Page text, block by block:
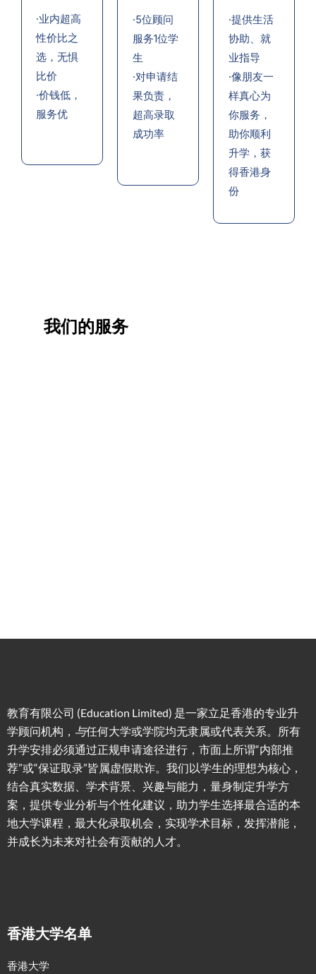
·业内超高
性价比之
选，无惧
比价
·价钱低，
服务优
·5位顾问
服务1位学
生
·对申请结
果负责，
超高录取
成功率
·提供生活
协助、就
业指导
·像朋友一
样真心为
你服务，
助你顺利
升学，获
得香港身
份
我们的服务
教育有限公司 (Education Limited) 是一家立足香港的专业升
学顾问机构， 与任何大学或学院均无隶属或代表关系。所有
升学安排必须通过正规申请途径进行，市面上所谓“内部推
荐”或“保证取录”皆属虚假欺诈。我们以学生的理想为核心，
结合真实数据、学术背景、兴趣与能力，量身制定升学方
案，提供专业分析与个性化建议，助力学生选择最合适的本
地大学课程，最大化录取机会，实现学术目标，发挥潜能，
并成长为未来对社会有贡献的人才。
香港大学名单
香港大学